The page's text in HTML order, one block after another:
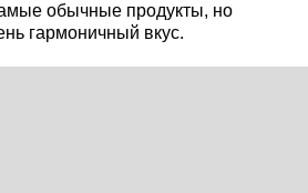
обычные продукты, но
гармоничный вкус.